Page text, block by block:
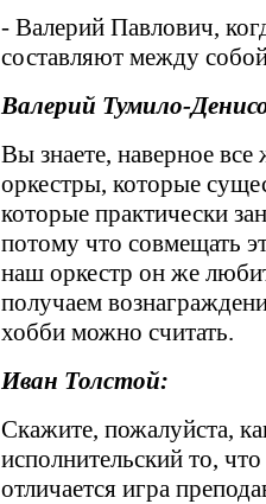
- Валерий Павлович,
составляют между
Валерий Тумило-
Вы знаете, наверное
оркестры, которые
которые практически
потому что совмещать
наш оркестр он же
получаем
хобби можно считать.
Иван Толстой:
Скажите, пожалуйста,
исполнительский то,
отличается игра